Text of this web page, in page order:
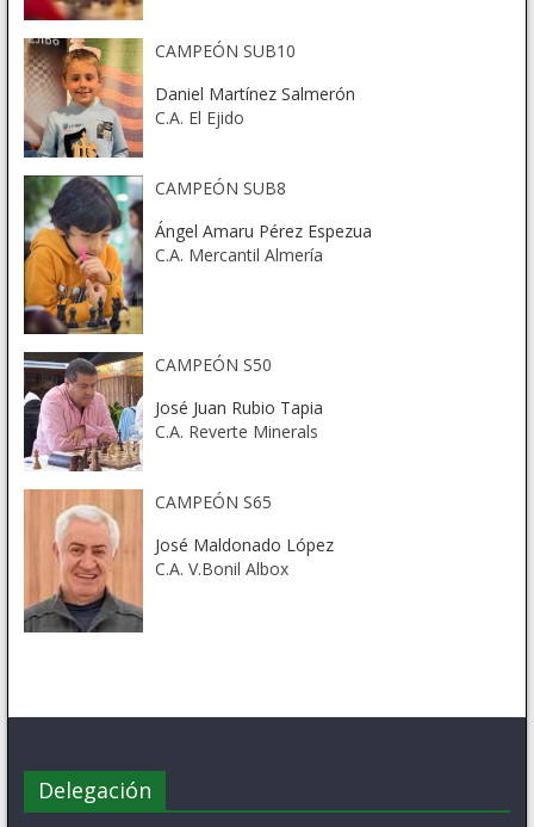
CAMPEÓN SUB10
Daniel Martínez Salmerón
C.A. El Ejido
CAMPEÓN SUB8
Ángel Amaru Pérez Espezua
C.A. Mercantil Almería
CAMPEÓN S50
José Juan Rubio Tapia
C.A. Reverte Minerals
CAMPEÓN S65
José Maldonado López
C.A. V.Bonil Albox
Delegación